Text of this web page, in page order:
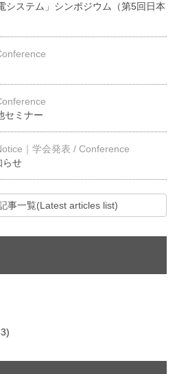
システム」シンポジウム（第5回日本
セミナー
学会発表 / Conference
せ
事一覧(Latest articles list)